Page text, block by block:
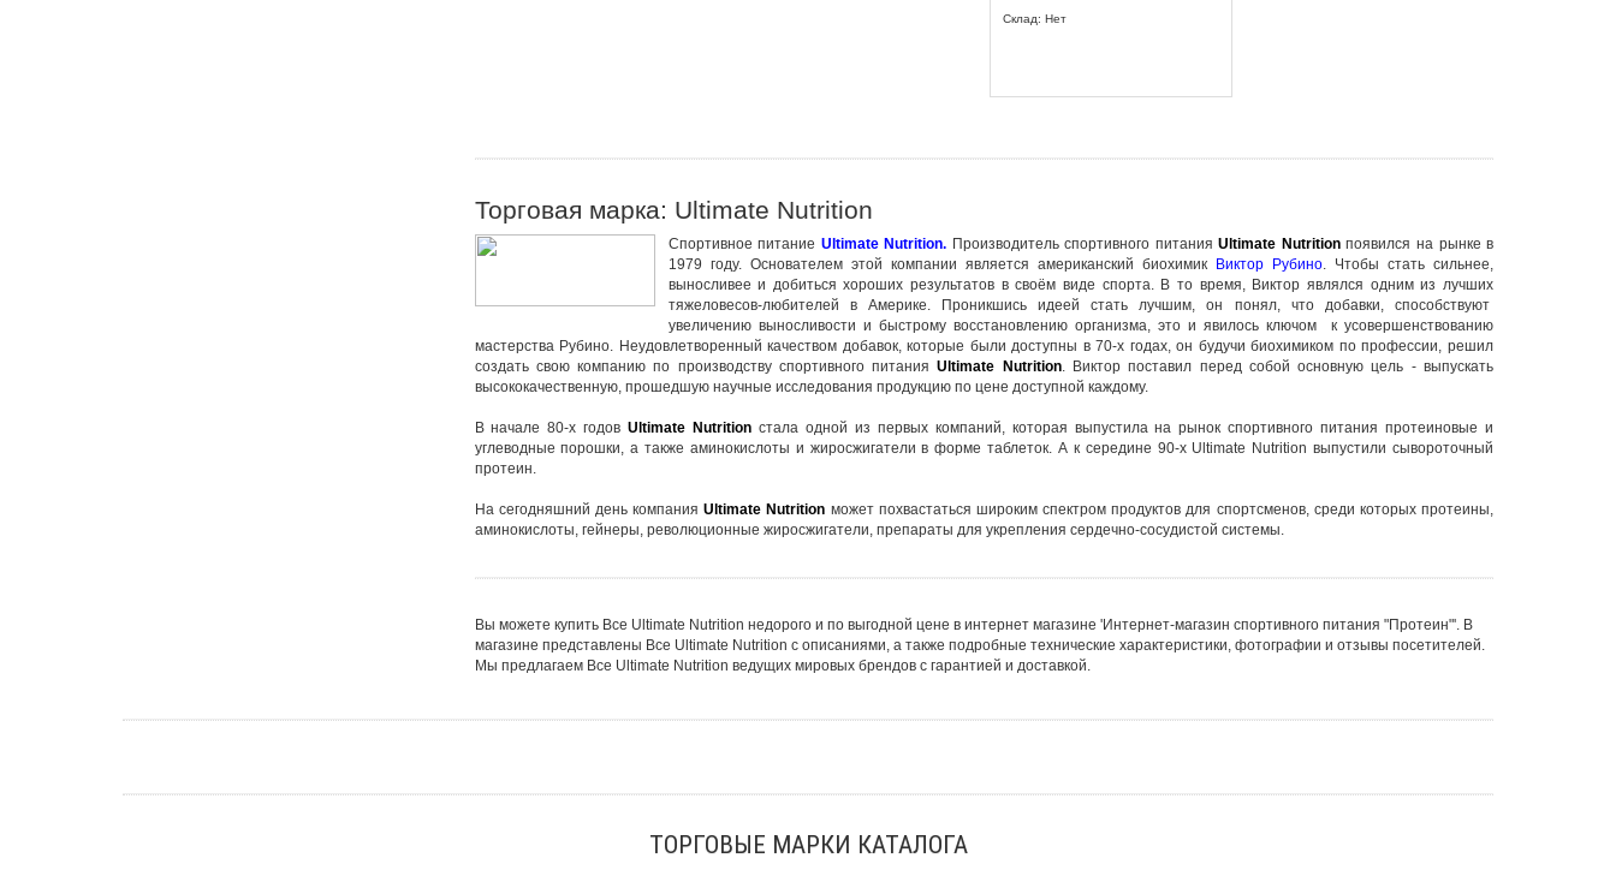
Склад: Нет
Торговая марка: Ultimate Nutrition
Спортивное питание Ultimate Nutrition. Производительспортивного питания Ultimate Nutritionпоявился на рынке в
1979 году. Основателем этой компании является американский биохимик Виктор Рубино. Чтобы стать сильнее,
выносливее и добиться хороших результатов в своём виде спорта. В то время, Виктор являлся одним из лучших
тяжеловесов-любителей в Америке. Проникшись идеей стать лучшим, он понял, что добавки, способствуют
увеличению выносливости и быстрому восстановлению организма, это и явилось ключом к усовершенствованию
мастерства Рубино. Неудовлетворенный качеством добавок, которые были доступны в 70-х годах, он будучи биохимиком по профессии, решил
создать свою компанию по производству спортивного питанияUltimate Nutrition. Виктор поставил перед собой основную цель - выпускать
высококачественную, прошедшую научные исследования продукцию по цене доступной каждому.
В начале 80-х годовUltimate Nutrition стала одной из первых компаний, которая выпустила на рынокспортивного питания протеиновые и
углеводные порошки, а также аминокислоты и жиросжигатели в форме таблеток. А к середине 90-х Ultimate Nutrition выпустили сывороточный
протеин.
На сегодняшний день компанияUltimate Nutrition может похвастаться широким спектром продуктов для спортсменов, среди которых протеины,
аминокислоты, гейнеры, революционные жиросжигатели, препараты для укрепления сердечно-сосудистой системы.
Вы можете купить Все Ultimate Nutrition недорого и по выгодной цене в интернет магазине 'Интернет-магазин спортивного питания "Протеин"'. В
магазине представлены Все Ultimate Nutrition с описаниями, а также подробные технические характеристики, фотографии и отзывы посетителей.
Мы предлагаем Все Ultimate Nutrition ведущих мировых брендов с гарантией и доставкой.
ТОРГОВЫЕ МАРКИ КАТАЛОГА